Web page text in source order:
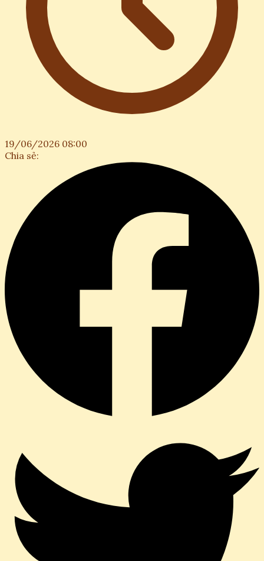
19/06/2026 08:00
Chia sẻ: